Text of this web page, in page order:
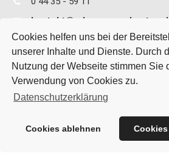
Cookies helfen uns bei der
unserer Inhalte und Dienste. Durch
Nutzung der Webseite stimmen Sie
Verwendung von Cookies zu.
Datenschutzerklärung
Cookies ablehnen
kontakt@cdu-grossenkneten.de
CDU Gemeindeverband Großenkneten